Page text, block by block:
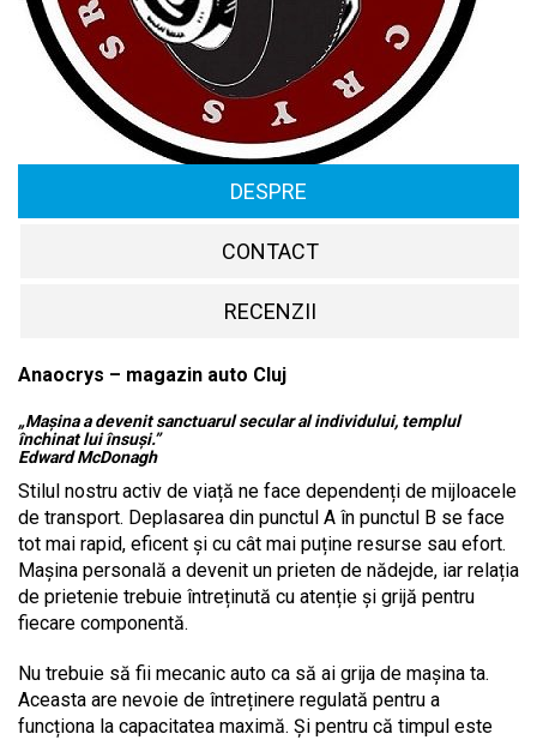
DESPRE
CONTACT
RECENZII
Anaocrys – magazin auto Cluj
„Mașina a devenit sanctuarul secular al individului, templul
închinat lui însuși.”
Edward McDonagh
Stilul nostru activ de viață ne face dependenți de mijloacele
de transport. Deplasarea din punctul A în punctul B se face
tot mai rapid, eficent și cu cât mai puține resurse sau efort.
Mașina personală a devenit un prieten de nădejde, iar relația
de prietenie trebuie întreținută cu atenție și grijă pentru
fiecare componentă.
Nu trebuie să fii mecanic auto ca să ai grija de mașina ta.
Aceasta are nevoie de întreținere regulată pentru a
funcționa la capacitatea maximă. Și pentru că timpul este